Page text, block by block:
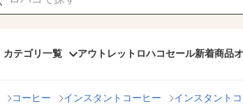
カテゴリ一覧 アウトレット ロハコセール新着商品
コーヒー インスタントコーヒー
インスタント